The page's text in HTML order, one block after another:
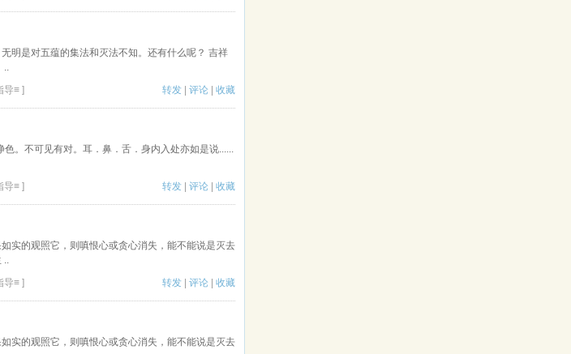
明是对五蕴的集法和灭法不知。还有什么呢？ 吉祥
..
转发
评论 收藏
导≡ ]
。不可见有对。耳．鼻．舌．身内入处亦如是说......
转发
评论 收藏
导≡ ]
实的观照它，则嗔恨心或贪心消失，能不能说是灭去
..
转发
评论 收藏
导≡ ]
实的观照它，则嗔恨心或贪心消失，能不能说是灭去